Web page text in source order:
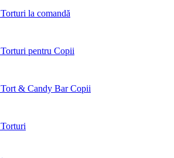
Torturi la comandă
Torturi pentru Copii
Tort & Candy Bar Copii
Torturi